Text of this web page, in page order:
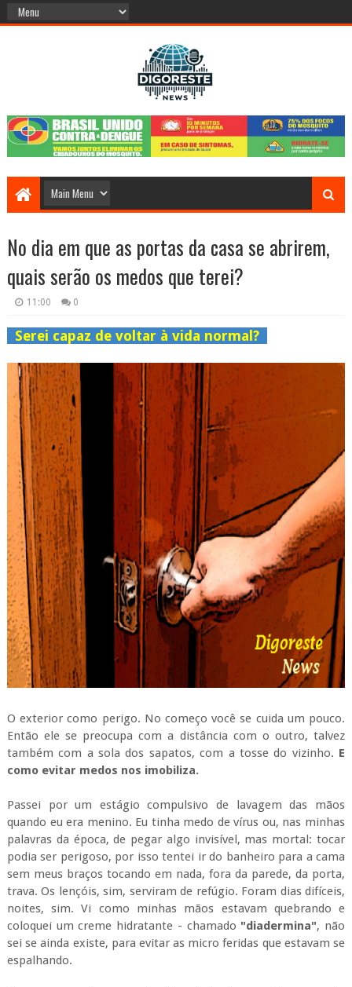
No dia em que as portas da casa se abrirem,
quais serão os medos que terei?
11:00 0
Serei capaz de voltar à vida normal?
O exterior como perigo. No começo você se cuida um pouco.
Então ele se preocupa com a distância com o outro, talvez
também com a sola dos sapatos, com a tosse do vizinho. E
como evitar medos nos imobiliza.
Passei por um estágio compulsivo de lavagem das mãos
quando eu era menino. Eu tinha medo de vírus ou, nas minhas
palavras da época, de pegar algo invisível, mas mortal: tocar
podia ser perigoso, por isso tentei ir do banheiro para a cama
sem meus braços tocando em nada, fora da parede, da porta,
trava. Os lençóis, sim, serviram de refúgio. Foram dias difíceis,
noites, sim. Vi como minhas mãos estavam quebrando e
coloquei um creme hidratante - chamado "diadermina", não
sei se ainda existe, para evitar as micro feridas que estavam se
espalhando.